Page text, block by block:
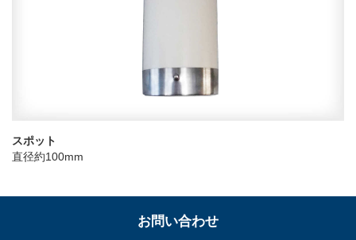
スポット
直径約100mm
お問い合わせ